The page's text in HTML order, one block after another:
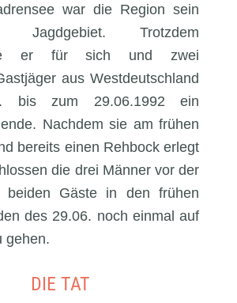
war die Region sein
Jagdgebiet. Trotzdem
er für sich und zwei
aus Westdeutschland
bis zum 29.06.1992 ein
Nachdem sie am frühen
bereits einen Rehbock erlegt
die drei Männer vor der
beiden Gäste in den frühen
des 29.06. noch einmal auf
gehen.
DIE TAT